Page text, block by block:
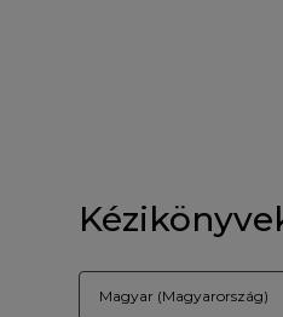
Magyar (Magyarország)